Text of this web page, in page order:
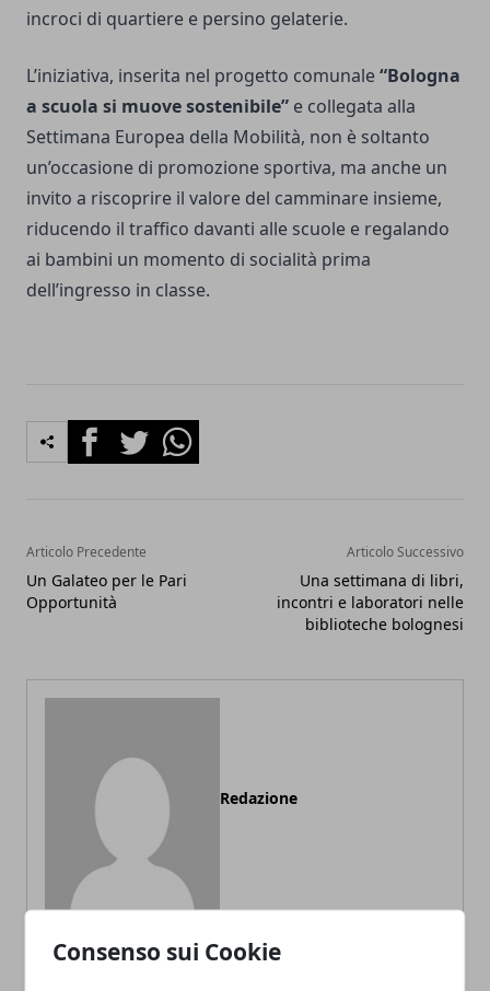
Consenso sui Cookie
incroci di quartiere e persino gelaterie.
L’iniziativa, inserita nel progetto comunale“Bologna
a scuola si muove sostenibile” e collegata alla
Settimana Europea della Mobilità, non è soltanto
un’occasione di promozione sportiva, ma anche un
invito a riscoprire il valore del camminare insieme,
riducendo il traffico davanti alle scuole e regalando
ai bambini un momento di socialità prima
dell’ingresso in classe.
FacebookTwitterWhatsapp
Articolo Precedente
Un Galateo per le Pari
Opportunità
Articolo Successivo
Una settimana di libri,
incontri e laboratori nelle
biblioteche bolognesi
Redazione